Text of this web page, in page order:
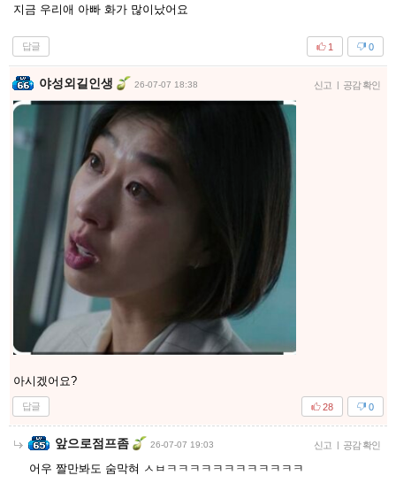
지금 우리애 아빠 화가 많이났어요
답글 0
1
야성외길인생 26-07-07 18:38 신고 | 공감 확인
아시겠어요?
답글 0
28
앞으로점프좀 26-07-07 19:03 신고 | 공감 확인
어우 짤만봐도 숨막혀 ㅅㅂㅋㅋㅋㅋㅋㅋㅋㅋㅋㅋㅋㅋ